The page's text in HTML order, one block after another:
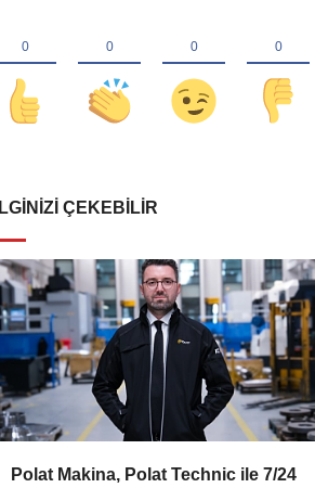
İLGINIZI ÇEKEBILIR
Polat Makina, Polat Technic ile 7/24